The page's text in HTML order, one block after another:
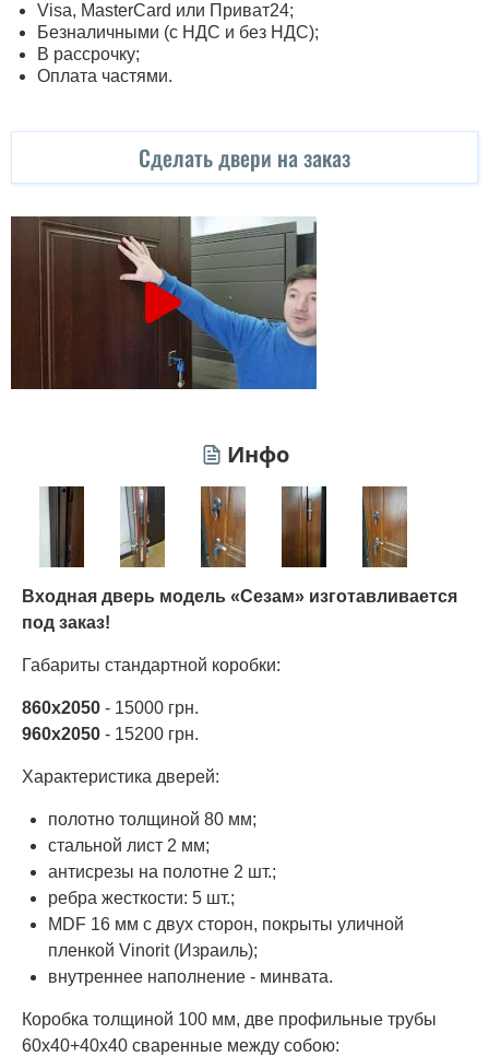
Visa, MasterСard или Приват24;
Безналичными (с НДС и без НДС);
В рассрочку;
Оплата частями.
Сделать двери на заказ
Инфо
Входная дверь модель «Сезам» изготавливается
под заказ!
Габариты стандартной коробки:
860х2050 - 15000 грн.
960х2050 - 15200 грн.
Характеристика дверей:
полотно толщиной 80 мм;
стальной лист 2 мм;
антисрезы на полотне 2 шт.;
ребра жесткости: 5 шт.;
MDF 16 мм с двух сторон, покрыты уличной
пленкой Vinorit (Израиль);
внутреннее наполнение - минвата.
Коробка толщиной 100 мм, две профильные трубы
60х40+40х40 сваренные между собою: